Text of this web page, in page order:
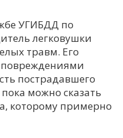
Я
УГИБДД по
легковушки
травм. Его
пострадавшего
можно сказать
которому примерно